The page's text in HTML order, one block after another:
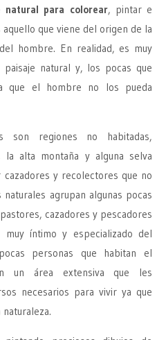
natural para colorear, pintar e
que viene del origen de la
hombre. En realidad, es muy
natural y, los pocas que
que el hombre no los pueda
son regiones no habitadas,
alta montaña y alguna selva
y recolectores que no
agrupan algunas pocas
cazadores y pescadores
íntimo y especializado del
personas que habitan el
un área extensiva que les
necesarios para vivir ya que